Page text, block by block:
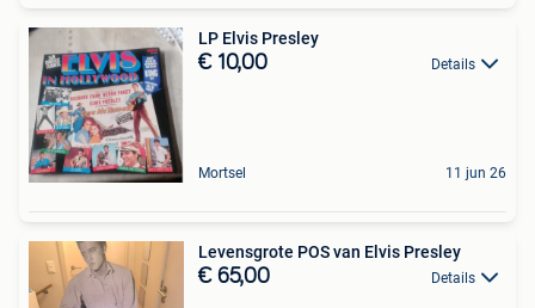
LP Elvis Presley
€ 10,00 Details
Mortsel 11 jun 26
Levensgrote POS van Elvis Presley
€ 65,00 Details